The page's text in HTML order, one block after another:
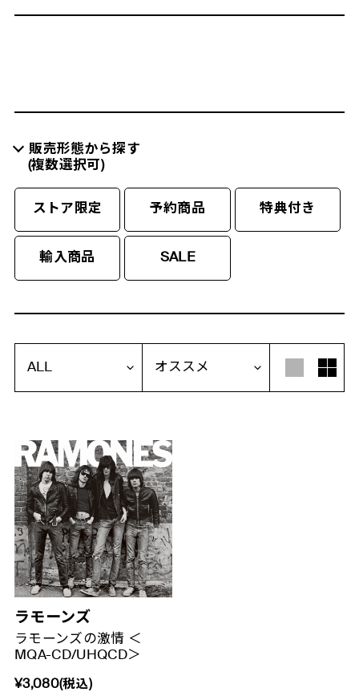
販売形態から探す
(複数選択可)
ストア限定 予約商品 特典付き
輸入商品 SALE
ラモーンズ
ラモーンズの激情 ＜
MQA-CD/UHQCD＞
¥3,080(税込)